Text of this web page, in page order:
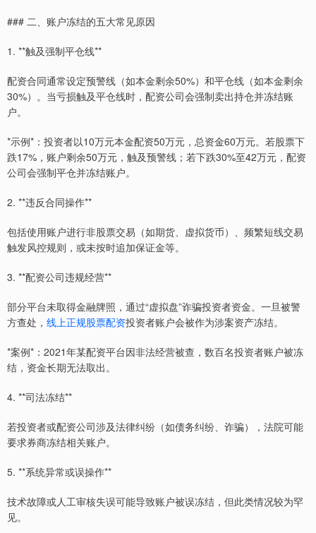
### 二、账户冻结的五大常见原因
1. **触及强制平仓线**
配资合同通常设定预警线（如本金剩余50%）和平仓线（如本金剩余
30%）。当亏损触及平仓线时，配资公司会强制卖出持仓并冻结账
户。
*示例*：投资者以10万元本金配资50万元，总资金60万元。若股票下
跌17%，账户剩余50万元，触及预警线；若下跌30%至42万元，配资
公司会强制平仓并冻结账户。
2. **违反合同操作**
包括使用账户进行非股票交易（如期货、虚拟货币）、频繁短线交易
触发风控规则，或未按时追加保证金等。
3. **配资公司违规经营**
部分平台未取得金融牌照，通过“虚拟盘”诈骗投资者资金。一旦被警
方查处， 线上正规股票配资投资者账户会被作为涉案资产冻结。
*案例*：2021年某配资平台因非法经营被查，数百名投资者账户被冻
结，资金长期无法取出。
4. **司法冻结**
若投资者或配资公司涉及法律纠纷（如债务纠纷、诈骗），法院可能
要求券商冻结相关账户。
5. **系统异常或误操作**
技术故障或人工审核失误可能导致账户被误冻结，但此类情况较为罕
见。